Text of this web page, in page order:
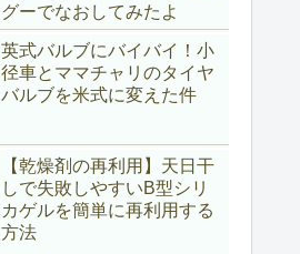
グーでなおしてみたよ
英式バルブにバイバイ！小
径車とママチャリのタイヤ
バルブを米式に変えた件
【乾燥剤の再利用】天日干
しで失敗しやすいB型シリ
カゲルを簡単に再利用する
方法